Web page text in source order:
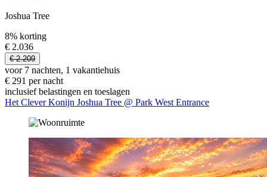
Joshua Tree
8% korting
€ 2.036
€ 2.209
voor 7 nachten, 1 vakantiehuis
€ 291 per nacht
inclusief belastingen en toeslagen
Het Clever Konijn Joshua Tree @ Park West Entrance